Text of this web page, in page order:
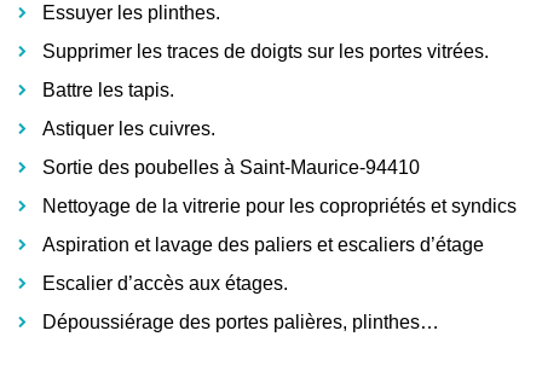
Essuyer les plinthes.
Supprimer les traces de doigts sur les portes vitrées.
Battre les tapis.
Astiquer les cuivres.
Sortie des poubelles à Saint-Maurice-94410
Nettoyage de la vitrerie pour les copropriétés et syndics
Aspiration et lavage des paliers et escaliers d’étage
Escalier d’accès aux étages.
Dépoussiérage des portes palières, plinthes…